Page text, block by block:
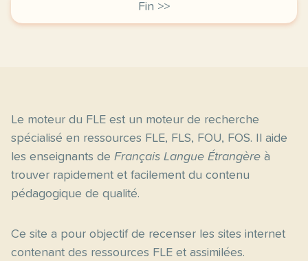
Fin >>
Le moteur du FLE est un moteur de recherche
spécialisé en ressources FLE, FLS, FOU, FOS. Il aide
les enseignants de Français Langue Étrangère à
trouver rapidement et facilement du contenu
pédagogique de qualité.
Ce site a pour objectif de recenser les sites internet
contenant des ressources FLE et assimilées.